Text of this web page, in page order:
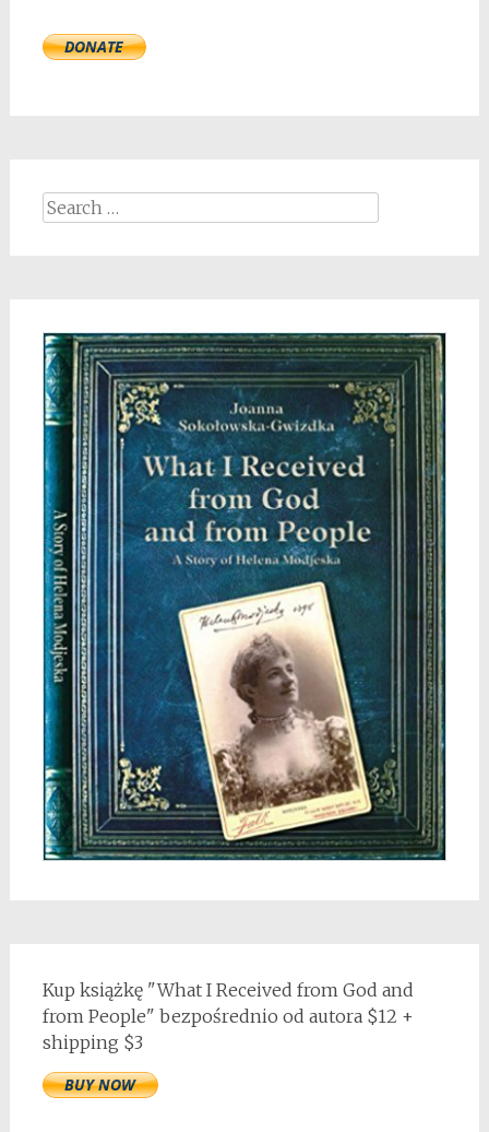
Search
for:
Kup książkę "What I Received from God and
from People" bezpośrednio od autora $12 +
shipping $3